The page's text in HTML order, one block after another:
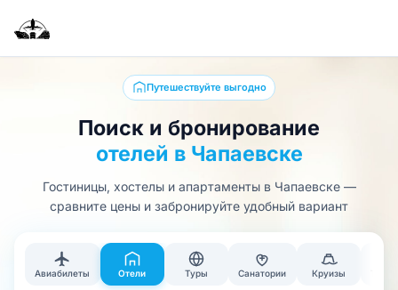
Путешествуйте выгодно
Поиск и бронирование
отелей в Чапаевске
Гостиницы, хостелы и апартаменты в Чапаевске —
сравните цены и забронируйте удобный вариант
Авиабилеты Отели Туры Санатории Круизы